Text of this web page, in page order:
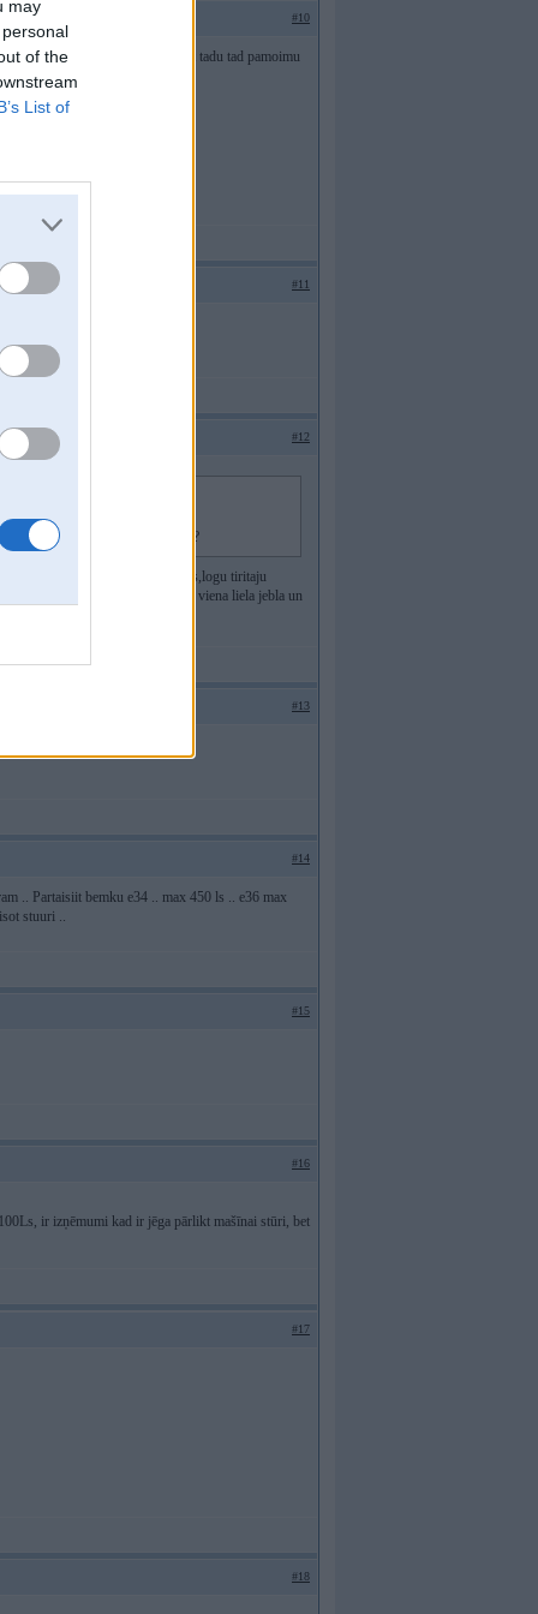
may
of the
List of
#10
nav ta tacka ko cinit,ja grib taisit tadu tad pamoimu
to padzeru pacel GB!!!!
#11
#12
par 3000 Ls nav verts????
Tu vari iedomaties,reika,lampas,logu tiritaju
un darbs,visas registracijas un viena liela jebla un
dzitu tackas no GB!!!
#13
#14
.. Partaisiit bemku e34 .. max 450 ls .. e36 max
stuuri ..
#15
#16
ir izņēmumi kad ir jēga pārlikt mašīnai stūri, bet
#17
#18